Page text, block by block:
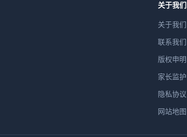
关于我们
关于我们
联系我们
版权申明
家长监护
隐私协议
网站地图